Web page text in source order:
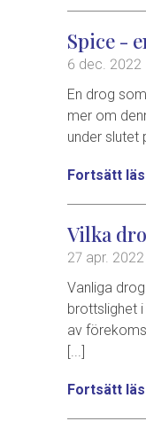
Spice -
6 dec. 2022
En drog
mer om
under slutet
Fortsätt
Vilka
27 apr. 2022
Vanliga
brottslighet
av
[...]
Fortsätt